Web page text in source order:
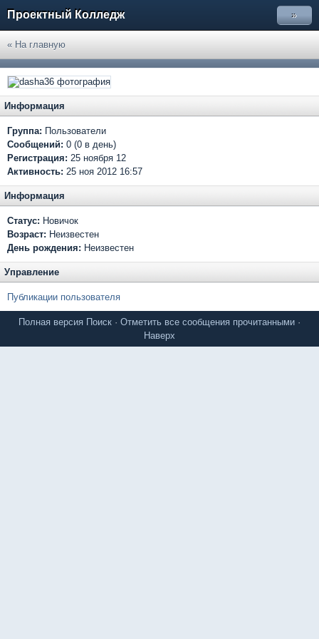
Проектный Колледж »
« На главную
Информация
Группа: Пользователи
Сообщений: 0 (0 в день)
Регистрация: 25 ноября 12
Активность: 25 ноя 2012 16:57
Информация
Статус: Новичок
Возраст: Неизвестен
День рождения: Неизвестен
Управление
Публикации пользователя
Полная версия Поиск · Отметить все сообщения прочитанными ·
Наверх